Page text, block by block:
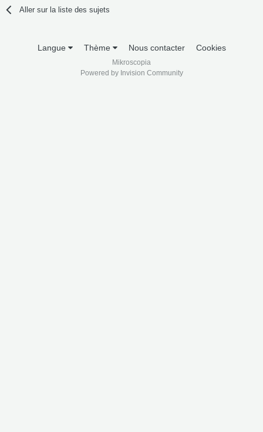
Aller sur la liste des sujets
Langue Thème Nous contacter Cookies
Mikroscopia
Powered by Invision Community